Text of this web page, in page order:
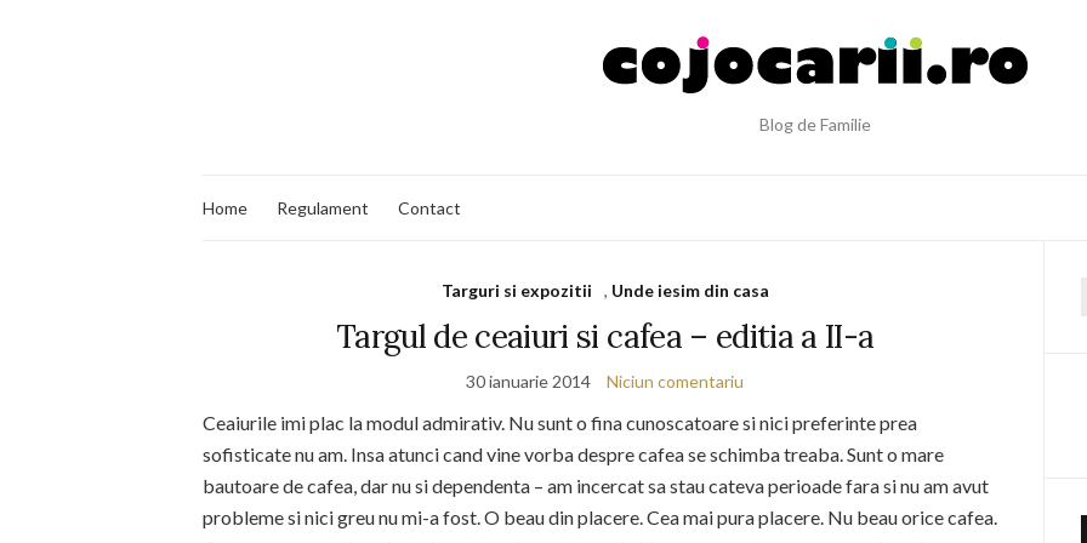
Blog de Familie
Home Regulament Contact
Targuri si expozitii , Unde iesim din casa
Targul de ceaiuri si cafea – editia a II-a
30 ianuarie 2014 Niciun comentariu
Ceaiurile imi plac la modul admirativ. Nu sunt o fina cunoscatoare si nici preferinte prea
sofisticate nu am. Insa atunci cand vine vorba despre cafea se schimba treaba. Sunt o mare
bautoare de cafea, dar nu si dependenta – am incercat sa stau cateva perioade fara si nu am avut
probleme si nici greu nu mi-a fost. O beau din placere. Cea mai pura placere. Nu beau orice cafea.